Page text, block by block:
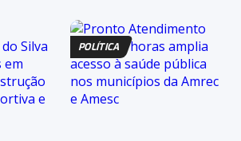
POLÍTICA